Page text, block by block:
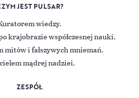
JEST PULSAR?
wiedzy.
krajobrazie współczesnej nauki.
mitów i fałszywych mniemań.
mądrej nadziei.
ZESPÓŁ